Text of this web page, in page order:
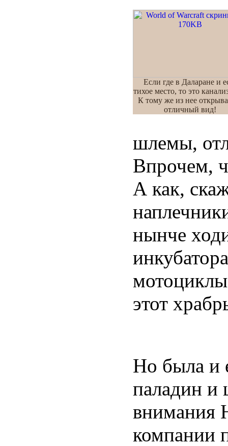
Если где в Даларане и
тихое место, то это
К тому же из нее
отличный вид!
шлемы,
Впрочем,
А как,
нынче
этот
Но была и
паладин и
внимания
компании